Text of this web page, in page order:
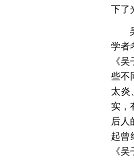
下了
学者
《
些不
太炎
实，
后人
起曾
《